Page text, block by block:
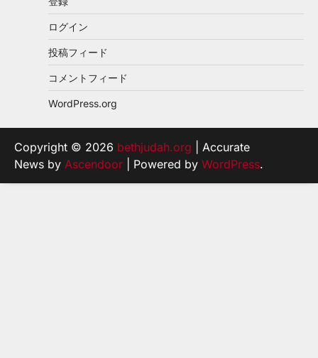
ログイン
投稿フィード
コメントフィード
WordPress.org
Copyright © 2026 bethjudah.org | Accurate
News by Ascendoor | Powered by WordPress.